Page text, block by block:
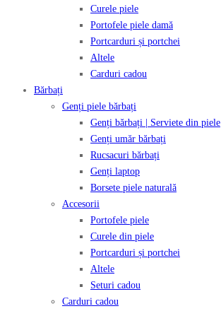
Curele piele
Portofele piele damă
Portcarduri și portchei
Altele
Carduri cadou
Bărbați
Genți piele bărbați
Genți bărbați | Serviete din piele
Genți umăr bărbați
Rucsacuri bărbați
Genți laptop
Borsete piele naturală
Accesorii
Portofele piele
Curele din piele
Portcarduri și portchei
Altele
Seturi cadou
Carduri cadou